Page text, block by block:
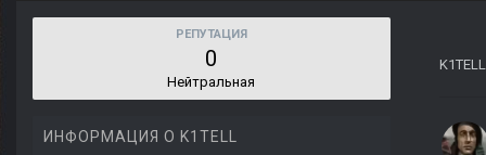
РЕПУТАЦИЯ
0
Нейтральная
ИНФОРМАЦИЯ О K1TELL
K1TELL